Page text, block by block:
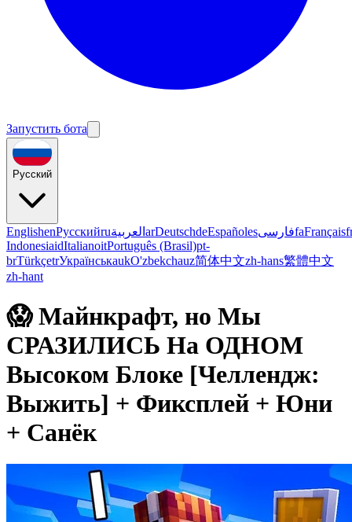
Запустить бота
Русский
EnglishenРусскийruالعربية arDeutschdeEspañolesفارسیfaFrançais
IndonesiaidItalianoitPortuguês (Brasil)pt-
brTürkçetrУкраїнськаukO'zbekchauz简体中文zh-hans繁體中文
zh-hant
😱 Майнкрафт, но Мы
СРАЗИЛИСЬ На ОДНОМ
Высоком Блоке [Челлендж:
Выжить] + Фиксплей + Юни
+ Санёк